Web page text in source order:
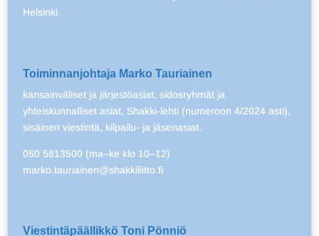
Helsinki
Toiminnanjohtaja Marko Tauriainen
kansainväliset ja järjestöasiat, sidosryhmät ja
yhteiskunnalliset asiat, Shakki-lehti (numeroon 4/2024 asti),
sisäinen viestintä, kilpailu- ja jäsenasiat.
050 5813500 (ma–ke klo 10–12)
marko.tauriainen@shakkiliitto.fi
Viestintäpäällikkö Toni Pönniö